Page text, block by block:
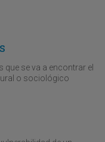
que se va a encontrar el
o sociológico